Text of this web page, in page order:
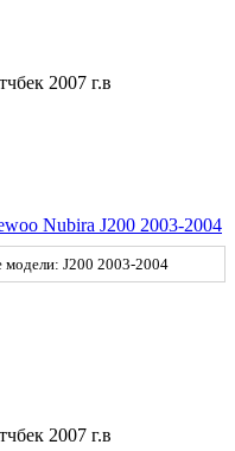
2007 г.в
Nubira J200 2003-2004
модели: J200 2003-2004
2007 г.в